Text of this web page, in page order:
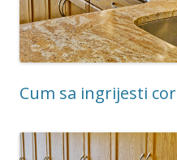
Cum sa ingrijesti